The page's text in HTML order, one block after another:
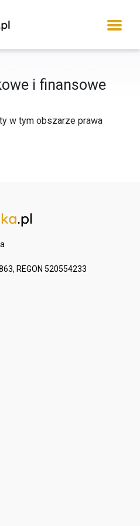
i finansowe
w tym obszarze prawa
REGON 520554233